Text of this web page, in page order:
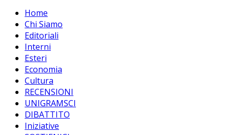
Home
Chi Siamo
Editoriali
Interni
Esteri
Economia
Cultura
RECENSIONI
UNIGRAMSCI
DIBATTITO
Iniziative